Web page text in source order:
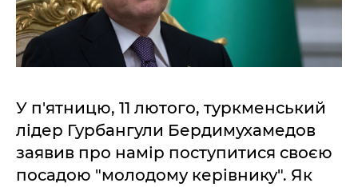
У п'ятницю, 11 лютого, туркменський
лідер Гурбангули Бердимухамедов
заявив про намір поступитися своєю
посадою "молодому керівнику". Як